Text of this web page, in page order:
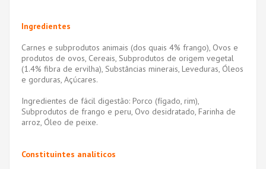
Ingredientes
Carnes e subprodutos animais (dos quais 4% frango), Ovos e
produtos de ovos, Cereais, Subprodutos de origem vegetal
(1.4% fibra de ervilha), Substâncias minerais, Leveduras, Óleos
e gorduras, Açúcares.
Ingredientes de fácil digestão: Porco (fígado, rim),
Subprodutos de frango e peru, Ovo desidratado, Farinha de
arroz, Óleo de peixe.
Constituintes analíticos